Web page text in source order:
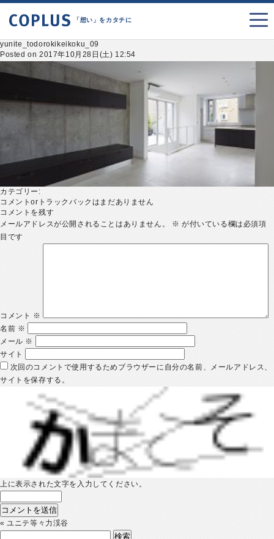
「想い」をカタチに
yunite_todorokikeikoku_09
Posted on 2017年10月28日(土) 12:54
カテゴリー:
コメントorトラックバックはまだありません
コメントを残す
メールアドレスが公開されることはありません。
※ が付いている欄は必須項
目です
コメント ※
名前 ※
メール ※
サイト
次回のコメントで使用するためブラウザーに自分の名前、メールアドレス、
サイトを保存する。
上に表示された文字を入力してください。
«ユニテ等々力渓谷